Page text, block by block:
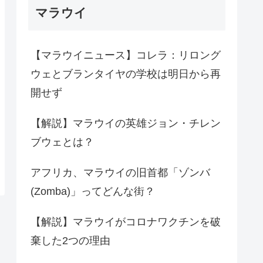
マラウイ
【マラウイニュース】コレラ：リロング
ウェとブランタイヤの学校は明日から再
開せず
【解説】マラウイの英雄ジョン・チレン
ブウェとは？
アフリカ、マラウイの旧首都「ゾンバ
(Zomba)」ってどんな街？
【解説】マラウイがコロナワクチンを破
棄した2つの理由